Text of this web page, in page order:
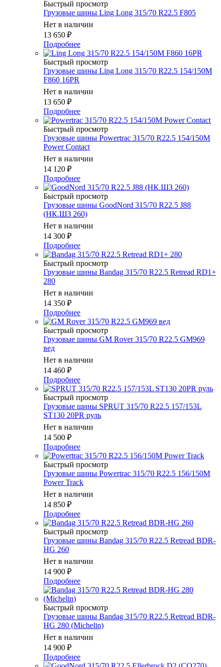
Быстрый просмотр
Грузовые шины Ling Long 315/70 R22.5 F805
Нет в наличии
13 650 ₽
Подробнее
Быстрый просмотр
Грузовые шины Ling Long 315/70 R22.5 154/150M
F860 16PR
Нет в наличии
13 650 ₽
Подробнее
Быстрый просмотр
Грузовые шины Powertrac 315/70 R22.5 154/150M
Power Contact
Нет в наличии
14 120 ₽
Подробнее
Быстрый просмотр
Грузовые шины GoodNord 315/70 R22.5 J88
(НК.ШЗ 260)
Нет в наличии
14 300 ₽
Подробнее
Быстрый просмотр
Грузовые шины Bandag 315/70 R22.5 Retread RD1+
280
Нет в наличии
14 350 ₽
Подробнее
Быстрый просмотр
Грузовые шины GM Rover 315/70 R22.5 GM969
вед
Нет в наличии
14 460 ₽
Подробнее
Быстрый просмотр
Грузовые шины SPRUT 315/70 R22.5 157/153L
ST130 20PR руль
Нет в наличии
14 500 ₽
Подробнее
Быстрый просмотр
Грузовые шины Powertrac 315/70 R22.5 156/150M
Power Track
Нет в наличии
14 850 ₽
Подробнее
Быстрый просмотр
Грузовые шины Bandag 315/70 R22.5 Retread BDR-
HG 260
Нет в наличии
14 900 ₽
Подробнее
Быстрый просмотр
Грузовые шины Bandag 315/70 R22.5 Retread BDR-
HG 280 (Michelin)
Нет в наличии
14 900 ₽
Подробнее